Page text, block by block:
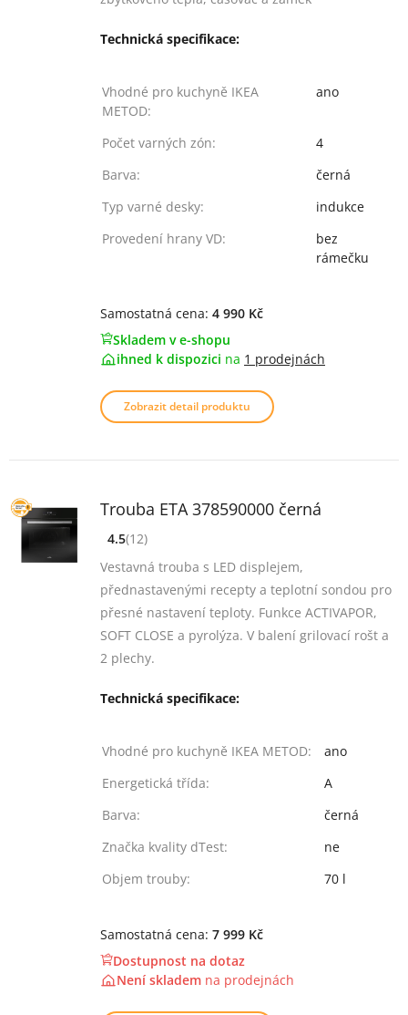
Technická specifikace:
Vhodné pro kuchyně IKEA
METOD:
ano
Počet varných zón:
4
Barva:
černá
Typ varné desky:
indukce
Provedení hrany VD:
bez
rámečku
Samostatná cena: 4 990 Kč
Skladem v e-shopu
ihned k dispozici na 1 prodejnách
Zobrazit detail produktu
Trouba ETA 378590000 černá
[common_new:review_aria]
([common_new:rating_count] 12)
4.5
z 5
4.5(12)
Vestavná trouba s LED displejem,
přednastavenými recepty a teplotní sondou pro
přesné nastavení teploty. Funkce ACTIVAPOR,
SOFT CLOSE a pyrolýza. V balení grilovací rošt a
2 plechy.
Technická specifikace:
Vhodné pro kuchyně IKEA METOD:
ano
Energetická třída:
A
Barva:
černá
Značka kvality dTest:
ne
Objem trouby:
70 l
Samostatná cena: 7 999 Kč
Dostupnost na dotaz
Není skladem na prodejnách